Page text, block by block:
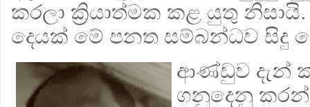
කරලා ක්‍රියාත්මක කළ යුතු
දෙයක් මේ පනත සම්බන්ධව සිදු
ආණ්ඩුව දැන්
ගනුදෙනු